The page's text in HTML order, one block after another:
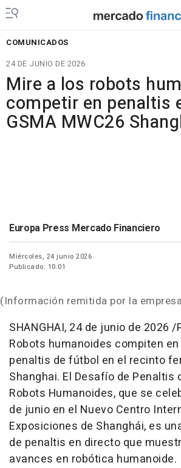
COMUNICADOS
24 DE JUNIO DE 2026
Mire a los robots
competir en penaltis
GSMA MWC26
Europa Press Mercado Financiero
Miércoles, 24 junio 2026
Publicado: 10:01
(Información remitida por la
SHANGHAI, 24 de junio de 2026 /
Robots humanoides compiten
penaltis de fútbol en el recinto
Shanghai. El Desafío de Penaltis
Robots Humanoides, que se
de junio en el Nuevo Centro
Exposiciones de Shanghái, es
de penaltis en directo que
avances en robótica humanoide.